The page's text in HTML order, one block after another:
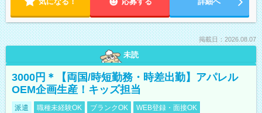
掲載日：2026.08.07
未読
3000円＊【両国/時短勤務・時差出勤】アパレル
OEM企画生産！キッズ担当
派遣 職種未経験OK ブランクOK WEB登録・面接OK